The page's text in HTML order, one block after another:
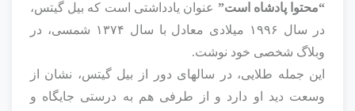
“محتوا پادشاه است” عنوان یادداشتی است که بیل گیتس،
در سال ۱۹۹۶ میلادی معادل با سال ۱۳۷۴ شمسی، در
وبلاگ شخصی خود نوشت.
این جمله طلایی، در سالهای دور از بیل گیتس، نشان از
وسعت دید او دارد و از طرفی هم به درستی جایگاه و